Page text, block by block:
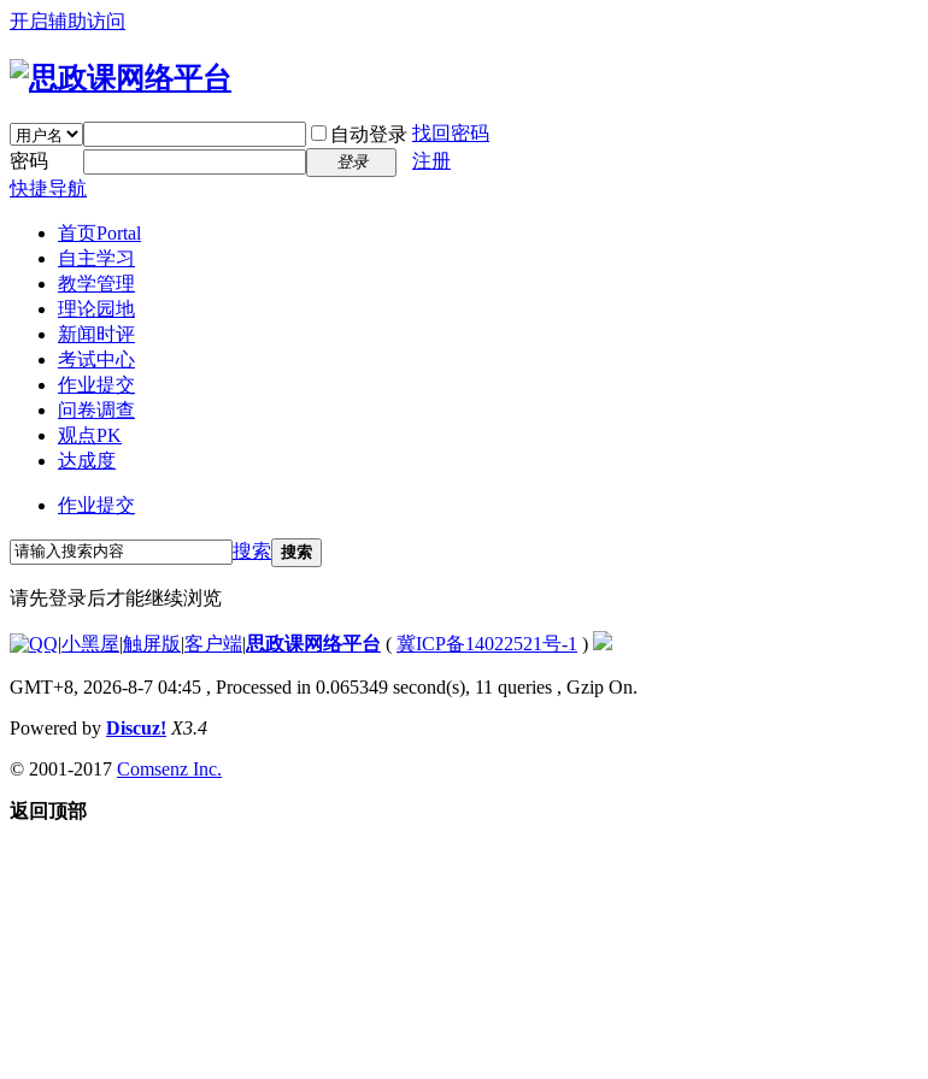
开启辅助访问
自动登录 找回密码
密码
登录
注册
快捷导航
首页Portal
自主学习
教学管理
理论园地
新闻时评
考试中心
作业提交
问卷调查
观点PK
达成度
作业提交
搜索 搜索
请先登录后才能继续浏览
|小黑屋|触屏版|客户端|思政课网络平台 ( 冀ICP备14022521号-1 )
GMT+8, 2026-8-7 04:45 , Processed in 0.065349 second(s), 11 queries , Gzip On.
Powered by Discuz! X3.4
© 2001-2017 Comsenz Inc.
返回顶部